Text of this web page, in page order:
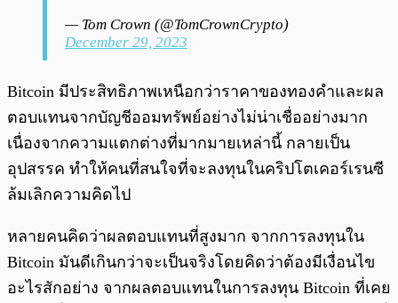
— Tom Crown (@TomCrownCrypto)
December 29, 2023
Bitcoin มีประสิทธิภาพเหนือกว่าราคาของทองคำและผล
ตอบแทนจากบัญชีออมทรัพย์อย่างไม่น่าเชื่ออย่างมาก
เนื่องจากความแตกต่างที่มากมายเหล่านี้ กลายเป็น
อุปสรรค ทำให้คนที่สนใจที่จะลงทุนในคริปโตเคอร์เรนซี
ล้มเลิกความคิดไป
หลายคนคิดว่าผลตอบแทนที่สูงมาก จากการลงทุนใน
Bitcoin มันดีเกินกว่าจะเป็นจริงโดยคิดว่าต้องมีเงื่อนไข
อะไรสักอย่าง จากผลตอบแทนในการลงทุน Bitcoin ที่เคย